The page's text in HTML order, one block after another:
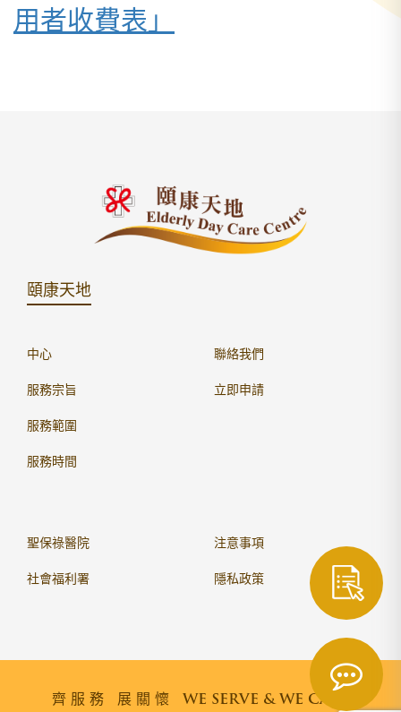
用者收費表」
頤康天地
中心
服務宗旨
服務範圍
服務時間
聯絡我們
立即申請
聖保祿醫院
社會福利署
注意事項
隱私政策
齊服務 展關懷 WE SERVE & WE CARE